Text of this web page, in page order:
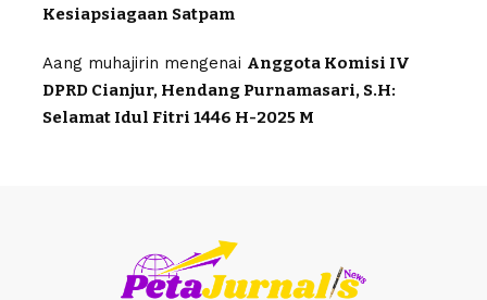
Kesiapsiagaan Satpam
Aang muhajirin mengenai Anggota Komisi IV
DPRD Cianjur, Hendang Purnamasari, S.H:
Selamat Idul Fitri 1446 H-2025 M